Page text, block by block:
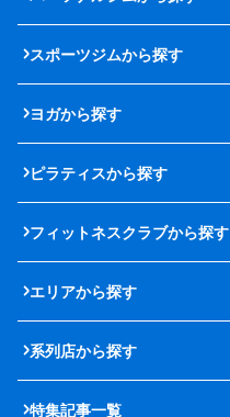
スポーツジムから探す
ヨガから探す
ピラティスから探す
フィットネスクラブから探す
エリアから探す
系列店から探す
特集記事一覧